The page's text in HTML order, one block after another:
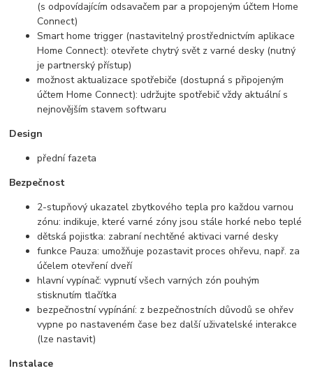
(s odpovídajícím odsavačem par a propojeným účtem Home
Connect)
Smart home trigger (nastavitelný prostřednictvím aplikace
Home Connect): otevřete chytrý svět z varné desky (nutný
je partnerský přístup)
možnost aktualizace spotřebiče (dostupná s připojeným
účtem Home Connect): udržujte spotřebič vždy aktuální s
nejnovějším stavem softwaru
Design
přední fazeta
Bezpečnost
2-stupňový ukazatel zbytkového tepla pro každou varnou
zónu: indikuje, které varné zóny jsou stále horké nebo teplé
dětská pojistka: zabraní nechtěné aktivaci varné desky
funkce Pauza: umožňuje pozastavit proces ohřevu, např. za
účelem otevření dveří
hlavní vypínač: vypnutí všech varných zón pouhým
stisknutím tlačítka
bezpečnostní vypínání: z bezpečnostních důvodů se ohřev
vypne po nastaveném čase bez další uživatelské interakce
(lze nastavit)
Instalace